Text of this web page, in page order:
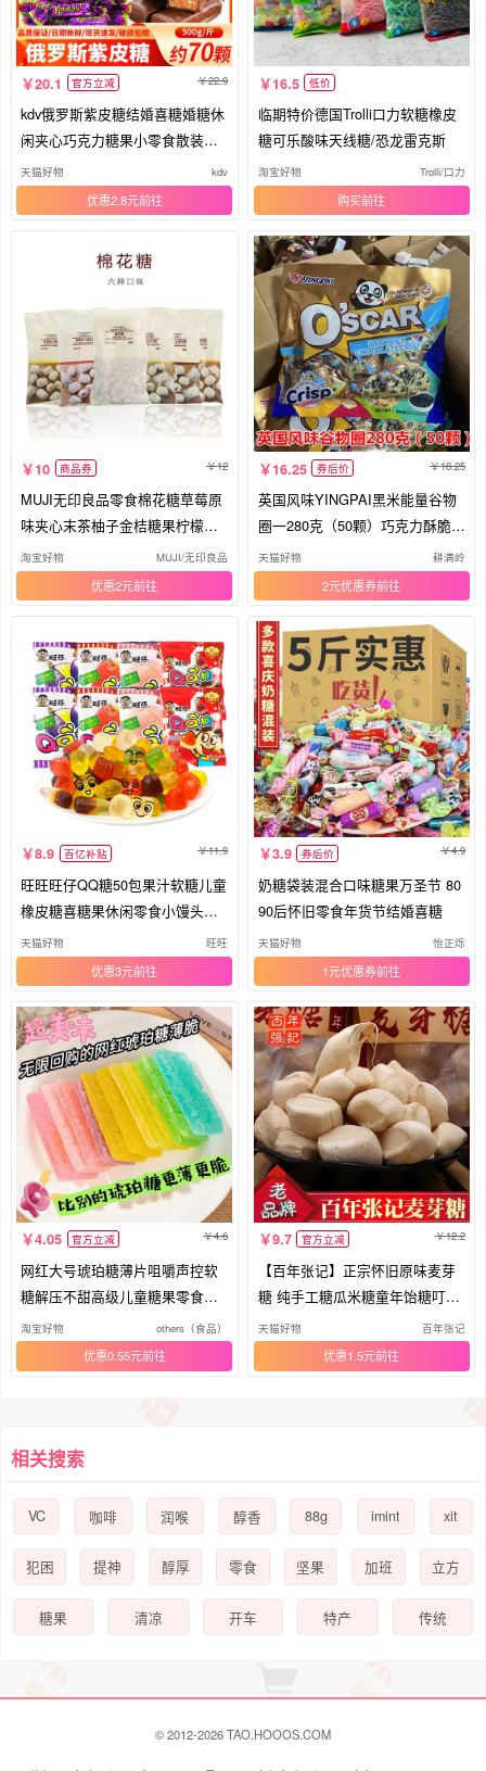
20.1 官方立减 22.9
kdv俄罗斯紫皮糖结婚喜糖婚糖休
闲夹心巧克力糖果小零食散装批
发
天猫好物 kdv
优惠2.8元
16.5 低价
临期特价德国Trolli口力软糖橡皮
糖可乐酸味天线糖/恐龙雷克斯
淘宝好物 Trolli/口力
购买
10 商品券 12
MUJI无印良品零食棉花糖草莓原
味夹心末茶柚子金桔糖果柠檬巧
克力
淘宝好物 MUJI/无印良品
优惠2元
16.25 券后价 18.25
英国风味YINGPAI黑米能量谷物
圈一280克（50颗）巧克力酥脆零
食
天猫好物 耕满岭
2元优惠券
8.9 百亿补贴 11.9
旺旺旺仔QQ糖50包果汁软糖儿童
橡皮糖喜糖果休闲零食小馒头年
货
天猫好物 旺旺
优惠3元
3.9 券后价 4.9
奶糖袋装混合口味糖果万圣节 80
90后怀旧零食年货节结婚喜糖
天猫好物 怡正烁
1元优惠券
4.05 官方立减 4.6
网红大号琥珀糖薄片咀嚼声控软
糖解压不甜高级儿童糖果零食吃
播糖
淘宝好物 others（食品）
优惠0.55元
9.7 官方立减 12.2
【百年张记】正宗怀旧原味麦芽
糖 纯手工糖瓜米糖童年饴糖叮叮
糖
天猫好物 百年张记
优惠1.5元
相关搜索
VC 咖啡 润喉 醇香 88g imint xit
犯困 提神 醇厚 零食 坚果 加班 立方
糖果 清凉 开车 特产 传统
© 2012-2026 TAO.HOOOS.COM